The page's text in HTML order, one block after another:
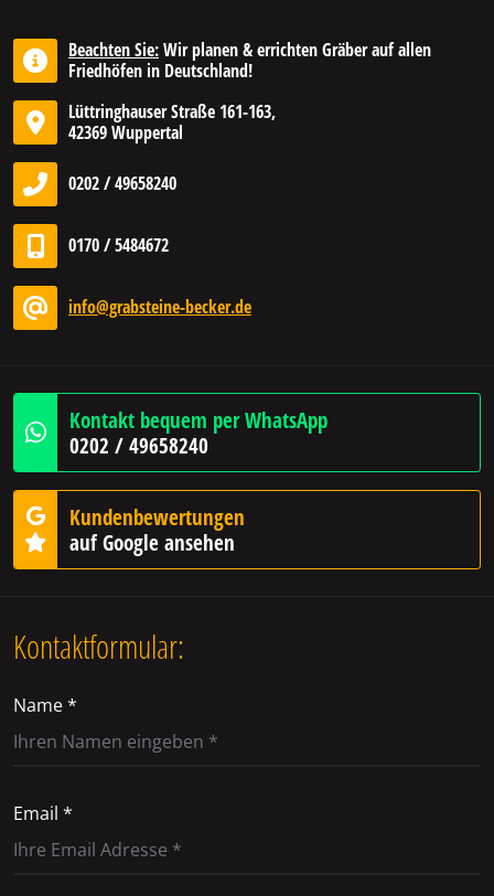
Beachten Sie:Wir planen & errichten Gräber auf allen
Friedhöfen in Deutschland!
Lüttringhauser Straße 161-163,
42369 Wuppertal
0202 / 49658240
0170 / 5484672
info@grabsteine-becker.de
Kontakt bequem per WhatsApp
0202 / 49658240
Kundenbewertungen
auf Google ansehen
Kontaktformular:
Name *
Email *